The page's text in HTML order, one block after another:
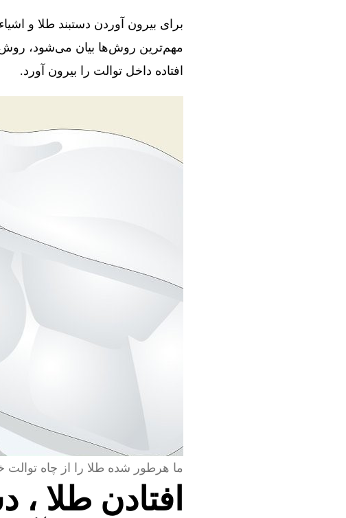
برای بیرون آوردن دستبند طلا و
مهم‌ترین روش‌ها بیان می‌شود،
افتاده داخل توالت را بیرون آورد.
ما هرطور شده طلا را از چاه توالت
افتادن طلا